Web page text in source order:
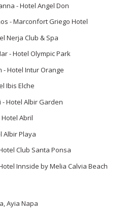
- Hotel Angel Don
- Marconfort Griego Hotel
Nerja Club & Spa
- Hotel Olympic Park
- Hotel Intur Orange
Ibis Elche
- Hotel Albir Garden
Hotel Abril
Albir Playa
Club Santa Ponsa
Innside by Melia Calvia Beach
Ayia Napa